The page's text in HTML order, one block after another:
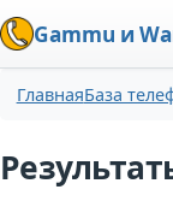
Gammu и
ГлавнаяБаза